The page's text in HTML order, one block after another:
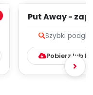
Put Away -
Szybki
Pobierz lub